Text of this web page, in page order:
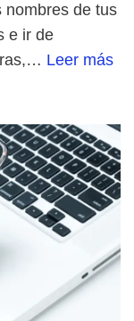
nombres de tus
e ir de
Leer más